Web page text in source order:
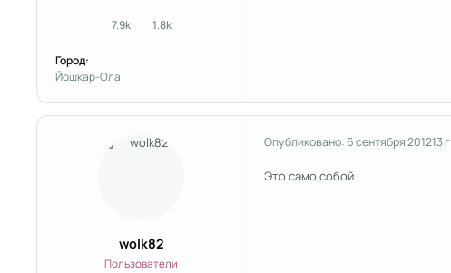
7.9kсообщения
1.8kРепутация
Город:
Йошкар-Ола
wolk82
Пользователи
Опубликовано: 6 сентября 201213 г
Это само собой.